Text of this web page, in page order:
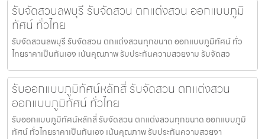
รับจัดสวนลพบุรี รับจัดสวน ตกแต่งสวน ออกแบบภูมิ
ทัศน์ ทั่วไทย
รับจัดสวนลพบุรี รับจัดสวน ตกแต่งสวนทุกขนาด ออกแบบภูมิทัศน์ ทั่ว
ไทยราคาเป็นกันเอง เน้นคุณภาพ รับประกันความสวยงาม รับจัดสว
รับออกแบบภูมิทัศน์หลักสี่ รับจัดสวน ตกแต่งสวน
ออกแบบภูมิทัศน์ ทั่วไทย
รับออกแบบภูมิทัศน์หลักสี่ รับจัดสวน ตกแต่งสวนทุกขนาด ออกแบบภูมิ
ทัศน์ ทั่วไทยราคาเป็นกันเอง เน้นคุณภาพ รับประกันความสวยงา